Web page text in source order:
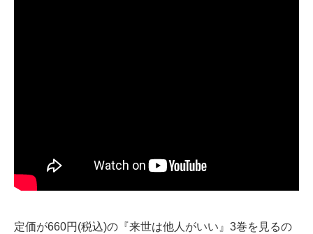
定価が660円(税込)の『来世は他人がいい』3巻を見るの